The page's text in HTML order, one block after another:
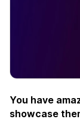
You have
showcase